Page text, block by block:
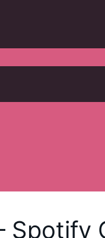
Spotify